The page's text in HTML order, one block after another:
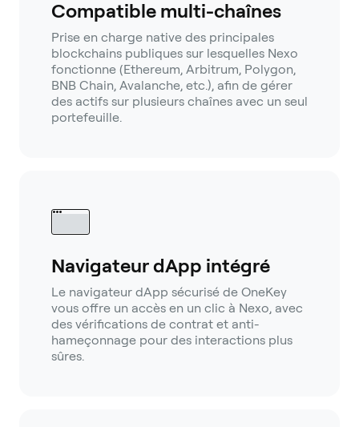
Compatible multi-chaînes
Prise en charge native des principales
blockchains publiques sur lesquelles Nexo
fonctionne (Ethereum, Arbitrum, Polygon,
BNB Chain, Avalanche, etc.), afin de gérer
des actifs sur plusieurs chaînes avec un seul
portefeuille.
Navigateur dApp intégré
Le navigateur dApp sécurisé de OneKey
vous offre un accès en un clic à Nexo, avec
des vérifications de contrat et anti-
hameçonnage pour des interactions plus
sûres.